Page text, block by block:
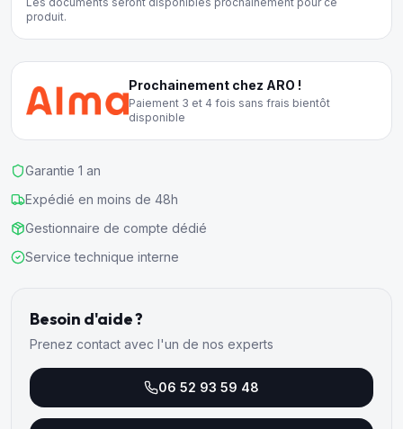
produit.
Prochainement chez ARO !
Paiement 3 et 4 fois sans frais bientôt
disponible
Garantie 1 an
Expédié en moins de 48h
Gestionnaire de compte dédié
Service technique interne
Besoin d'aide ?
Prenez contact avec l'un de nos experts
06 52 93 59 48